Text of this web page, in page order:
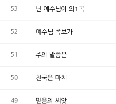
53 난 예수님이 외1곡
52 예수님 족보가
51 주의 말씀은
50 천국은 마치
49 믿음의 씨앗